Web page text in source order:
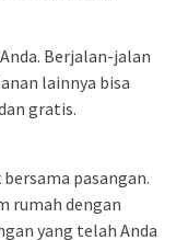
Berjalan-jalan
lainnya bisa
gratis.
pasangan.
rumah dengan
yang telah Anda